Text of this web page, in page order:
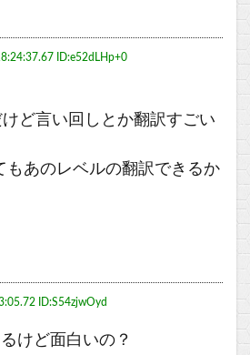
ID:e52dLHp+0
ど言い回しとか翻訳すごい
もあのレベルの翻訳できるか
ID:S54zjwOyd
けど面白いの？